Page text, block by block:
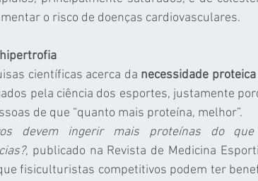
o risco de doenças cardiovasculares.
científicas acerca da necessidade
pela ciência dos esportes, justamente
de que “quanto mais proteína, melhor”.
devem ingerir mais proteínas do
, publicado na Revista de Medicina
fisiculturistas competitivos podem ter